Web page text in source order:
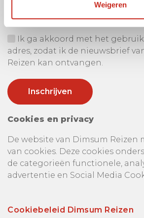
Weigeren
Ik ga akkoord met het
adres, zodat ik de nieuwsbrief
Reizen kan ontvangen.
Cookies en privacy
De website van Dimsum Reizen
van cookies. Deze cookies
de categorieën functionele,
advertentie en Social Media
Cookiebeleid Dimsum Reizen